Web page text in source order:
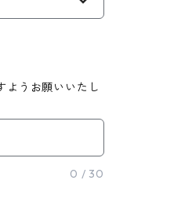
ようお願いいたし
0 / 30